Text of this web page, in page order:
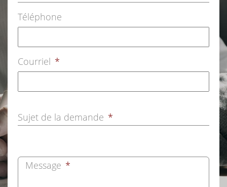
Téléphone
Courriel *
Sujet de la demande *
Message *